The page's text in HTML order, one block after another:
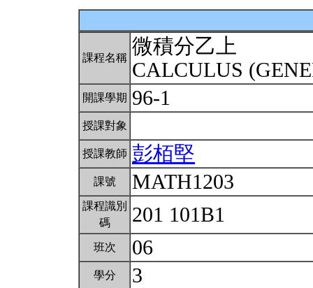
課程名稱 微積分乙上
CALCULUS
開課學期 96-1
授課對象
授課教師 彭栢堅
課號 MATH1203
課程識別
碼
201 101B1
班次 06
學分 3